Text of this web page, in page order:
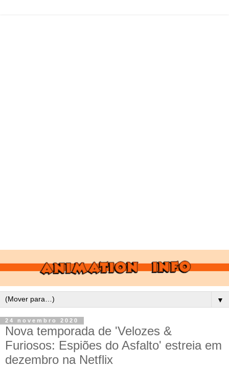
▼
24 novembro 2020
Nova temporada de 'Velozes &
Furiosos: Espiões do Asfalto' estreia em
dezembro na Netflix